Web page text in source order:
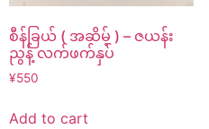
စီန်ခြယ် ( အဆိမ့် ) – ဇယန်း
ညွန့် လက်ဖက်နှပ်
¥550
Add to cart